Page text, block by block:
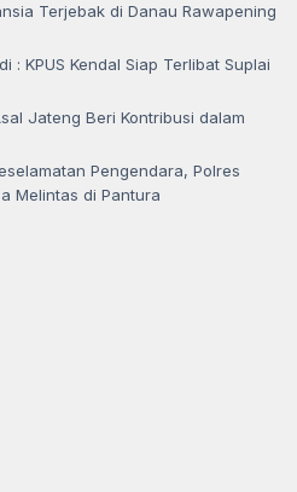
Terjebak di Danau Rawapening
: KPUS Kendal Siap Terlibat Suplai
Jateng Beri Kontribusi dalam
Pengendara, Polres
Melintas di Pantura